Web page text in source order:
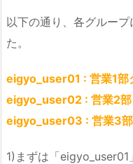
以下の通り、各グルー
た。
eigyo_user01 : 営業1部
eigyo_user02 : 営業2部
eigyo_user03 : 営業3部
1)まずは「eigyo_user01